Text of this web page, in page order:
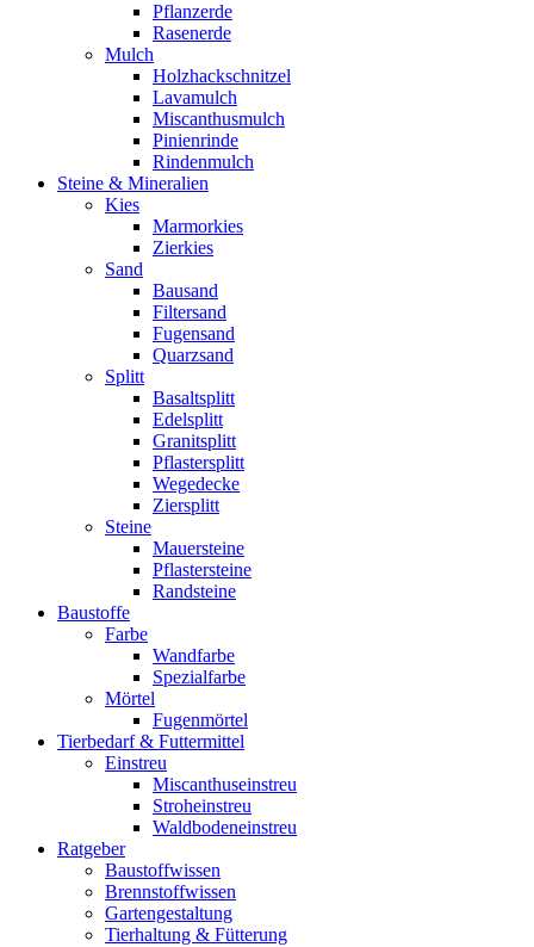
Pflanzerde
Rasenerde
Mulch
Holzhackschnitzel
Lavamulch
Miscanthusmulch
Pinienrinde
Rindenmulch
Steine & Mineralien
Kies
Marmorkies
Zierkies
Sand
Bausand
Filtersand
Fugensand
Quarzsand
Splitt
Basaltsplitt
Edelsplitt
Granitsplitt
Pflastersplitt
Wegedecke
Ziersplitt
Steine
Mauersteine
Pflastersteine
Randsteine
Baustoffe
Farbe
Wandfarbe
Spezialfarbe
Mörtel
Fugenmörtel
Tierbedarf & Futtermittel
Einstreu
Miscanthuseinstreu
Stroheinstreu
Waldbodeneinstreu
Ratgeber
Baustoffwissen
Brennstoffwissen
Gartengestaltung
Tierhaltung & Fütterung